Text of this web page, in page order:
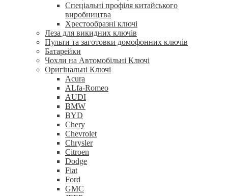
Спеціальні профіля китайського
виробництва
Хрестообразні ключі
Леза для викидних ключів
Пульти та заготовки домофонних ключів
Батарейки
Чохли на Автомобільні Ключі
Оригінальні Ключі
Acura
ALfa-Romeo
AUDI
BMW
BYD
Chery
Chevrolet
Chrysler
Citroen
Dodge
Fiat
Ford
GMC